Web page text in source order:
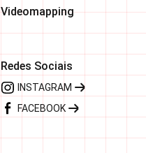
Videomapping
Redes Sociais
INSTAGRAM
FACEBOOK